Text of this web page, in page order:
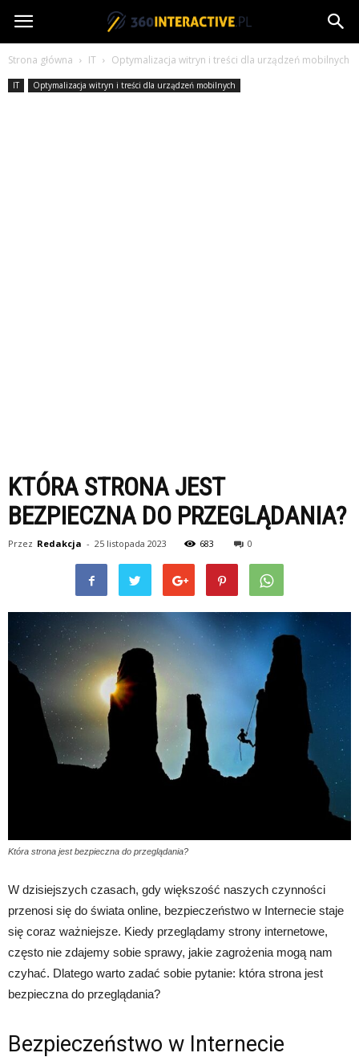
360interactive.pl
Strona główna IT Optymalizacja witryn i treści dla urządzeń mobilnych
IT Optymalizacja witryn i treści dla urządzeń mobilnych
KTÓRA STRONA JEST
BEZPIECZNA DO PRZEGLĄDANIA?
Przez Redakcja - 25 listopada 2023 683 0
Która strona jest bezpieczna do przeglądania?
W dzisiejszych czasach, gdy większość naszych czynności
przenosi się do świata online, bezpieczeństwo w Internecie staje
się coraz ważniejsze. Kiedy przeglądamy strony internetowe,
często nie zdajemy sobie sprawy, jakie zagrożenia mogą nam
czyhać. Dlatego warto zadać sobie pytanie: która strona jest
bezpieczna do przeglądania?
Bezpieczeństwo w Internecie